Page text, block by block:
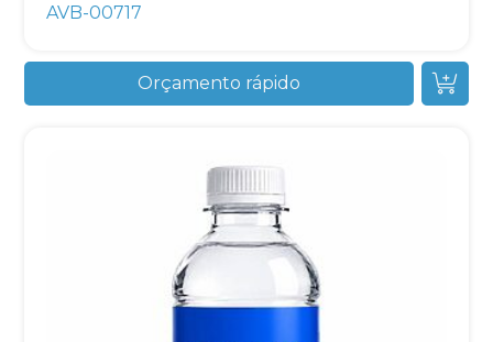
AVB-00717
Orçamento rápido